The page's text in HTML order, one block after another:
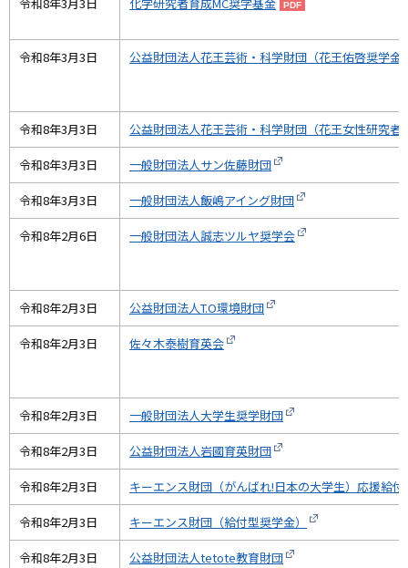
令和8年3月3日 公益財団法人花王芸術・科学財団（花王佑啓奨学金
令和8年3月3日 公益財団法人花王芸術・科学財団（花王女性研究者
令和8年3月3日 一般財団法人サン佐藤財団
令和8年3月3日 一般財団法人飯嶋アイング財団
令和8年2月6日 一般財団法人誠志ツルヤ奨学会
令和8年2月3日 公益財団法人T.O環境財団
令和8年2月3日 佐々木泰樹育英会
令和8年2月3日 一般財団法人大学生奨学財団
令和8年2月3日 公益財団法人岩國育英財団
令和8年2月3日 キーエンス財団（がんばれ!日本の大学生）応援給付
令和8年2月3日 キーエンス財団（給付型奨学金）
令和8年2月3日 公益財団法人tetote教育財団